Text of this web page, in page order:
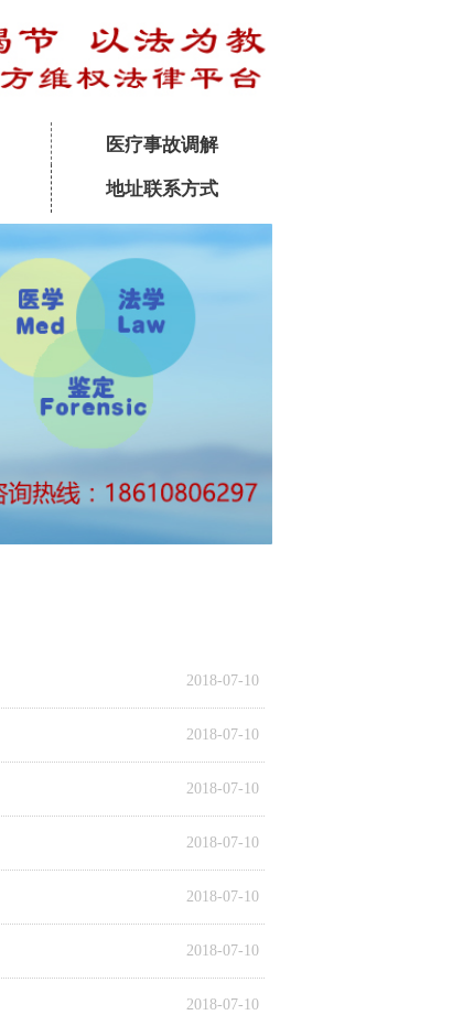
医疗事故调解
地址联系方式
2018-07-10
2018-07-10
2018-07-10
2018-07-10
2018-07-10
2018-07-10
2018-07-10